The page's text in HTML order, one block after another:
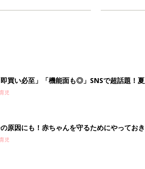
買い必至」「機能面も◎」SNSで超話題！
児
原因にも！赤ちゃんを守るためにやってお
児